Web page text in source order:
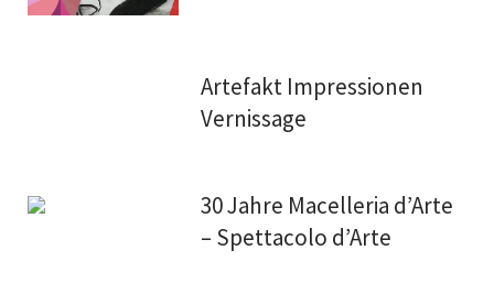
Artefakt Impressionen
Vernissage
30 Jahre Macelleria d’Arte
– Spettacolo d’Arte